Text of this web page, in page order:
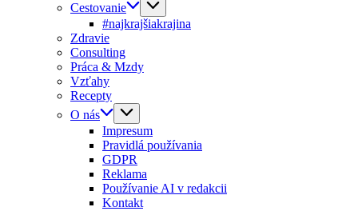
Cestovanie
#najkrajšiakrajina
Zdravie
Consulting
Práca & Mzdy
Vzťahy
Recepty
O nás
Impresum
Pravidlá používania
GDPR
Reklama
Používanie AI v redakcii
Kontakt